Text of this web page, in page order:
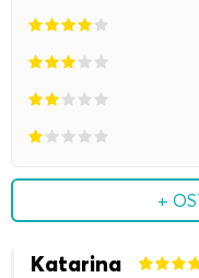
+
Katarina